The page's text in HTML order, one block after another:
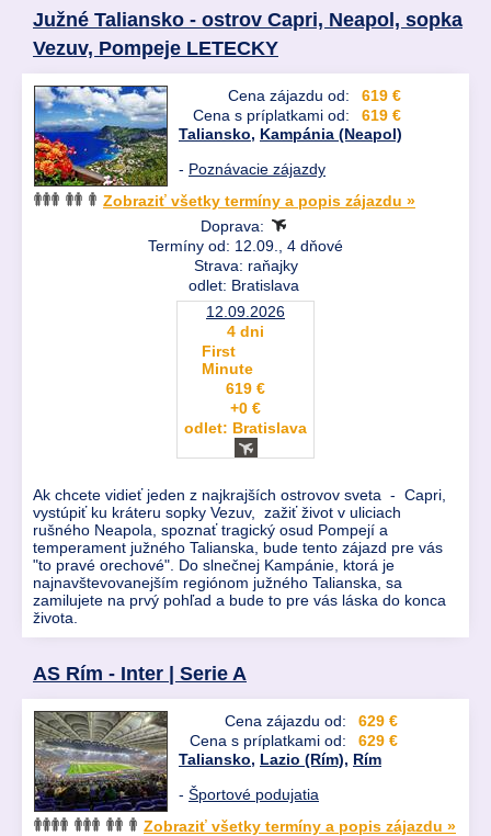
Južné Taliansko - ostrov Capri, Neapol, sopka
Vezuv, Pompeje LETECKY
Cena zájazdu od:
619 €
Cena s príplatkami od:
619 €
Taliansko, Kampánia (Neapol)
- Poznávacie zájazdy
Zobraziť všetky termíny a popis zájazdu »
Doprava:
Termíny od: 12.09., 4 dňové
Strava: raňajky
odlet: Bratislava
12.09.2026
4 dni
First
Minute
619 €
+0 €
odlet: Bratislava
Ak chcete vidieť jeden z najkrajších ostrovov sveta - Capri,
vystúpiť ku kráteru sopky Vezuv, zažiť život v uliciach
rušného Neapola, spoznať tragický osud Pompejí a
temperament južného Talianska, bude tento zájazd pre vás
"to pravé orechové". Do slnečnej Kampánie, ktorá je
najnavštevovanejším regiónom južného Talianska, sa
zamilujete na prvý pohľad a bude to pre vás láska do konca
života.
AS Rím - Inter | Serie A
Cena zájazdu od:
629 €
Cena s príplatkami od:
629 €
Taliansko, Lazio (Rím), Rím
- Športové podujatia
Zobraziť všetky termíny a popis zájazdu »